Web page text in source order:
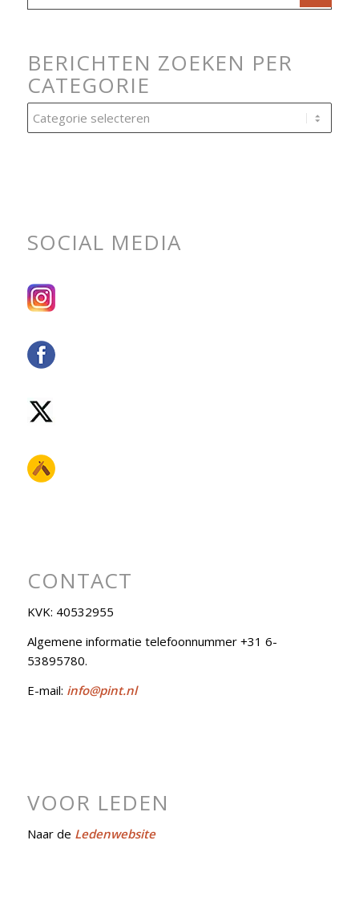
BERICHTEN ZOEKEN PER
CATEGORIE
Berichten
zoeken
SOCIAL MEDIA
CONTACT
KVK: 40532955
Algemene informatie telefoonnummer +31 6-
53895780.
E-mail: info@pint.nl
VOOR LEDEN
Naar de Ledenwebsite